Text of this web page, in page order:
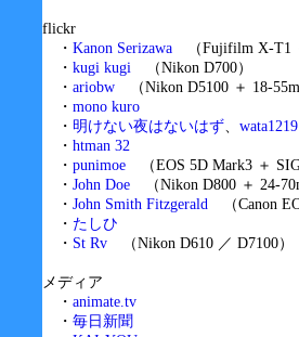
flickr
・ Kanon Serizawa （Fujifilm X-T1
・ kugi kugi （Nikon D700）
・ ariobw （Nikon D5100 ＋ 18-
・ mono kuro
・ 明けない夜はないはず、 wata1219
・ htman 32
・ punimoe （EOS 5D Mark3 ＋
・ John Doe （Nikon D800 ＋ 24-
・ John Smith Fitzgerald （Canon
・ たしひ
・ St Rv （Nikon D610 ／ D7100）
メディア
・ animate.tv
・ 毎日新聞